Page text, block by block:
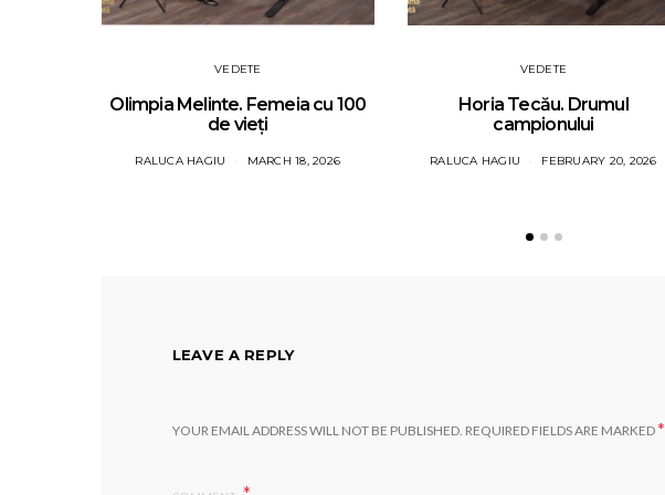
VEDETE
Olimpia Melinte. Femeia cu 100
de vieți
RALUCA HAGIU MARCH 18, 2026
VEDETE
Horia Tecău. Drumul
campionului
RALUCA HAGIU FEBRUARY 20, 2026
LEAVE A REPLY
YOUR EMAIL ADDRESS WILL NOT BE PUBLISHED. REQUIRED FIELDS ARE MARKED*